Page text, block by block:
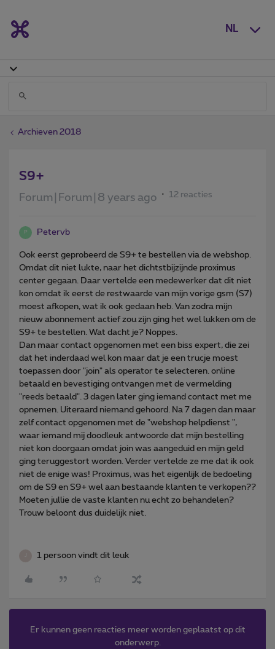
NL
Archieven 2018
S9+
Forum|Forum|8 years ago 12 reacties
P Petervb
Ook eerst geprobeerd de S9+ te bestellen via de webshop.
Omdat dit niet lukte, naar het dichtstbijzijnde proximus
center gegaan. Daar vertelde een medewerker dat dit niet
kon omdat ik eerst de restwaarde van mijn vorige gsm (S7)
moest afkopen, wat ik ook gedaan heb. Van zodra mijn
nieuw abonnement actief zou zijn ging het wel lukken om de
S9+ te bestellen. Wat dacht je? Noppes.
Dan maar contact opgenomen met een biss expert, die zei
dat het inderdaad wel kon maar dat je een trucje moest
toepassen door "join" als operator te selecteren. online
betaald en bevestiging ontvangen met de vermelding
"reeds betaald". 3 dagen later ging iemand contact met me
opnemen. Uiteraard niemand gehoord. Na 7 dagen dan maar
zelf contact opgenomen met de "webshop helpdienst ",
waar iemand mij doodleuk antwoorde dat mijn bestelling
niet kon doorgaan omdat join was aangeduid en mijn geld
ging teruggestort worden. Verder vertelde ze me dat ik ook
niet de enige was! Proximus, was het eigenlijk de bedoeling
om de S9 en S9+ wel aan bestaande klanten te verkopen??
Moeten jullie de vaste klanten nu echt zo behandelen?
Trouw beloont dus duidelijk niet.
1 persoon vindt dit leuk
Er kunnen geen reacties meer worden geplaatst op dit
onderwerp.